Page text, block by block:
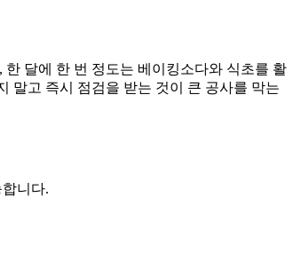
달에 한 번 정도는 베이킹소다와 식초를 활
말고 즉시 점검을 받는 것이 큰 공사를 막는
니다.